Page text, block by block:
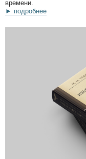
времени.
► подробнее